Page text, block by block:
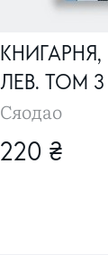
КНИГАРНЯ,
ЛЕВ. ТОМ 3
Сяодао
220 ₴